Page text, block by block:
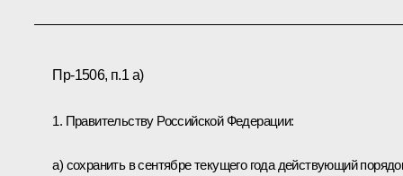
Пр-1506, п.1 а)
1. Правительству Российской Федерации:
а) сохранить в сентябре текущего года действующий